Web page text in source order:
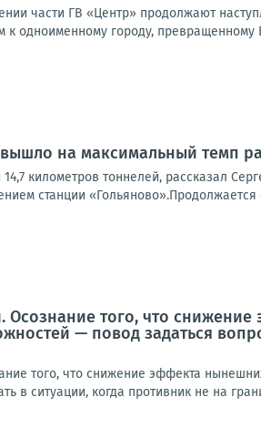
части ГВ «Центр» продолжают
к одноименному городу,
на максимальный темп
километров тоннелей, рассказал
станции
Осознание того, что
— повод задаться
того, что снижение эффекта
в ситуации, когда противник не на